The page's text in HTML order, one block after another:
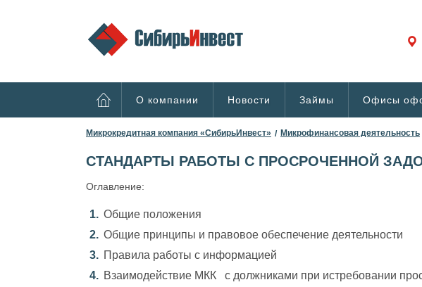
О компании Новости Займы Офисы
Микрокредитная компания «СибирьИнвест» Микрофинансовая деятельность
СТАНДАРТЫ РАБОТЫ С ПРОСРОЧЕННОЙ
Оглавление:
1. Общие положения
2. Общие принципы и правовое обеспечение деятельности
3. Правила работы с информацией
4. Взаимодействие МКК с должниками при истребовании